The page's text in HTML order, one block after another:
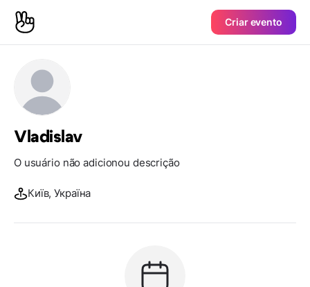
Criar evento
Vladislav
O usuário não adicionou descrição
Київ, Україна